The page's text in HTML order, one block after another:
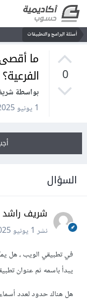
أسئلة البرامج والتطبيقات
0
ما
الفرعية؟
بواسطة
1 يونيو 2025
السؤال
شريف راشد
نشر1 يونيو 2025
في تطبيقي الويب ، هل
يبدأ باسمه ثم عنوان
هل هناك حدود لعدد أسماء